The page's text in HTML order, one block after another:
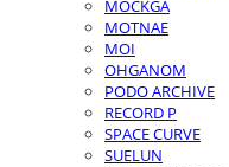
MOCKGA
MOTNAE
MOI
OHGANOM
PODO ARCHIVE
RECORD P
SPACE CURVE
SUELUN